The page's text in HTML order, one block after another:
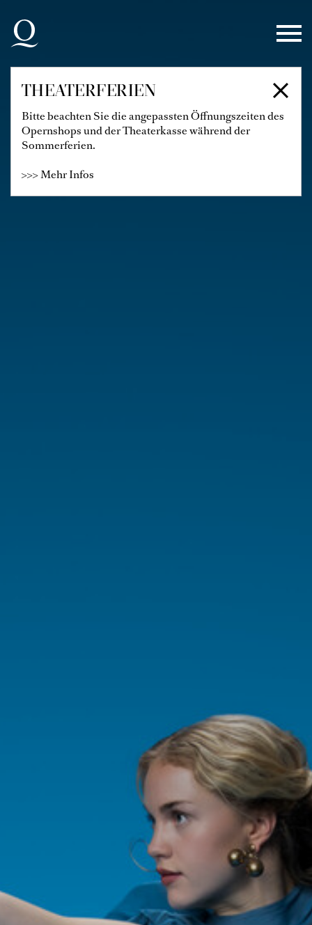
Zur Hauptnavigation springen
Zum Hauptinhalt springen
Zum Footer springen
THEATERFERIEN
Bitte beachten Sie die angepassten Öffnungszeiten des
Opernshops und der Theaterkasse während der
Sommerferien.
>>> Mehr Infos